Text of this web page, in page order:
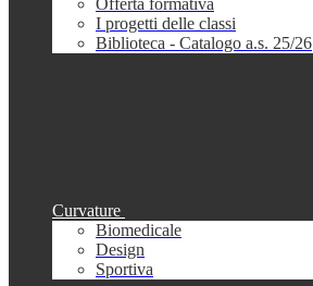
Offerta formativa
I progetti delle classi
Biblioteca - Catalogo a.s. 25/26
Curvature
Biomedicale
Design
Sportiva